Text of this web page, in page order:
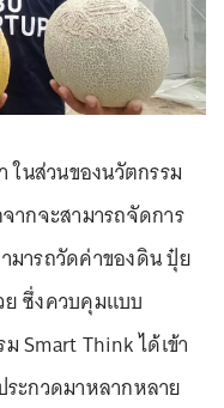
ในส่วนของนวัตกรรม
กจะสามารถจัดการ
มารถวัดค่าของดิน ปุ๋ย
ซึ่งควบคุมแบบ
Smart Think ได้เข้า
ระกวดมาหลากหลาย